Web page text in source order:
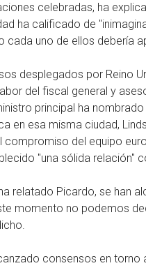
celebradas, ha
ha calificado de
cada uno de ellos debería
desplegados por Reino
del fiscal general y
principal ha
en esa misma ciudad,
compromiso del equipo
"una sólida relación"
relatado Picardo, se han
momento no podemos
consensos en